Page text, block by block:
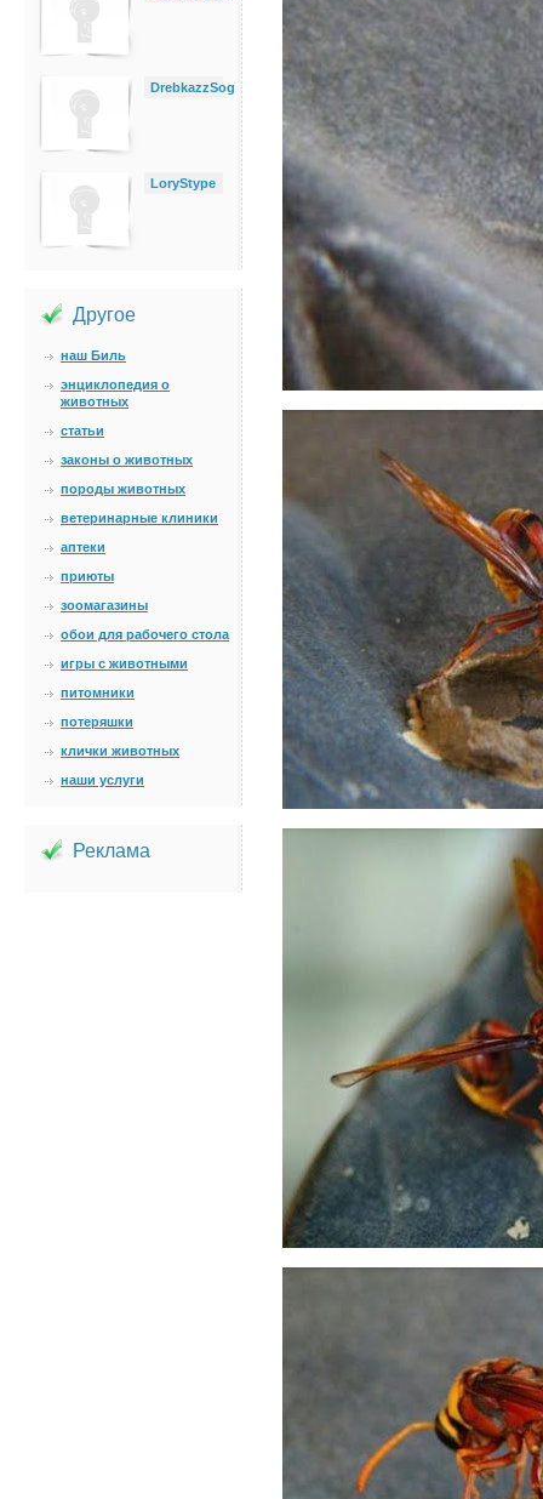
DrebkazzSog
LoryStype
Другое
наш Биль
энциклопедия о
животных
статьи
законы о животных
породы животных
ветеринарные клиники
аптеки
приюты
зоомагазины
обои для рабочего стола
игры с животными
питомники
потеряшки
клички животных
наши услуги
Реклама